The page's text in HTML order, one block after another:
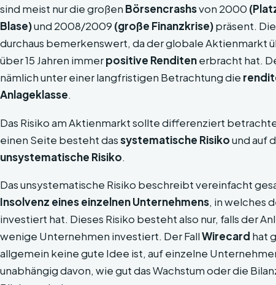
sind meist nur die großen Börsencrashsvon 2000
Blase)und 2008/2009 (große Finanzkrise)präsent.
durchaus bemerkenswert, da der globale Aktienmarkt
über 15 Jahren immerpositive Renditenerbracht hat.
nämlich unter einer langfristigen Betrachtung die
Anlageklasse.
Das Risiko am Aktienmarkt sollte differenziert
einen Seite besteht dassystematische Risikound auf
unsystematische Risiko.
Das unsystematische Risiko beschreibt vereinfacht
Insolvenz eines einzelnen Unternehmens, in welches
investiert hat. Dieses Risiko besteht also nur, falls der
wenige Unternehmen investiert. Der FallWirecard hat
allgemein keine gute Idee ist, auf einzelne
unabhängig davon, wie gut das Wachstum oder die